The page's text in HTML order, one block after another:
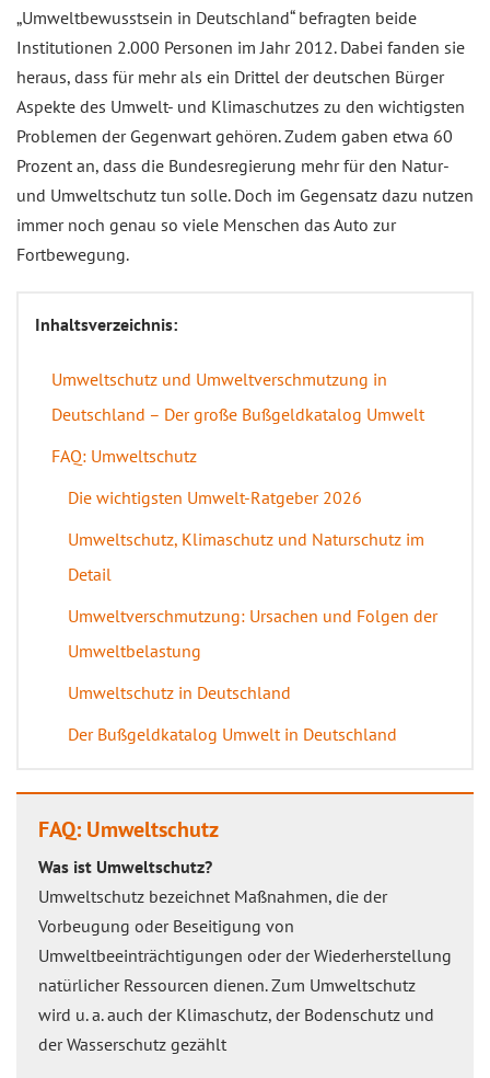
„Umweltbewusstsein in Deutschland“ befragten beide
Institutionen 2.000 Personen im Jahr 2012. Dabei fanden sie
heraus, dass für mehr als ein Drittel der deutschen Bürger
Aspekte des Umwelt- und Klimaschutzes zu den wichtigsten
Problemen der Gegenwart gehören. Zudem gaben etwa 60
Prozent an, dass die Bundesregierung mehr für den Natur-
und Umweltschutz tun solle. Doch im Gegensatz dazu nutzen
immer noch genau so viele Menschen das Auto zur
Fortbewegung.
Inhaltsverzeichnis:
Umweltschutz und Umweltverschmutzung in
Deutschland – Der große Bußgeldkatalog Umwelt
FAQ: Umweltschutz
Die wichtigsten Umwelt-Ratgeber 2026
Umweltschutz, Klimaschutz und Naturschutz im
Detail
Umweltverschmutzung: Ursachen und Folgen der
Umweltbelastung
Umweltschutz in Deutschland
Der Bußgeldkatalog Umwelt in Deutschland
FAQ: Umweltschutz
Was ist Umweltschutz?
Umweltschutz bezeichnet Maßnahmen, die der
Vorbeugung oder Beseitigung von
Umweltbeeinträchtigungen oder der Wiederherstellung
natürlicher Ressourcen dienen. Zum Umweltschutz
wird u. a. auch der Klimaschutz, der Bodenschutz und
der Wasserschutz gezählt